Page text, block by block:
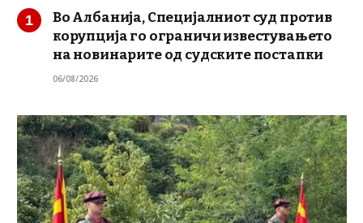
Во Албанија, Специјалниот суд против
корупција го ограничи известувањето
на новинарите од судските постапки
06/08/2026